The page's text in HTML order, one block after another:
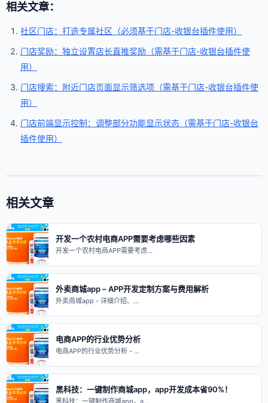
相关文章：
社区门店：打造专属社区（必须基于门店-收银台插件使用）
门店奖励：独立设置店长直推奖励（需基于门店-收银台插件使
用）
门店搜索：附近门店页面显示筛选项（需基于门店-收银台插件使
用）
门店前端显示控制：调整部分功能显示状态（需基于门店-收银台
插件使用）
相关文章
开发一个农村电商APP需要考虑哪些因素
开发一个农村电商APP需要考虑…
外卖商城app – APP开发定制方案与费用解析
外卖商城app - 详细介绍、…
电商APP的行业优势分析
电商APP的行业优势分析 - …
黑科技：一键制作商城app，app开发成本省90%！
黑科技：一键制作商城app，a…